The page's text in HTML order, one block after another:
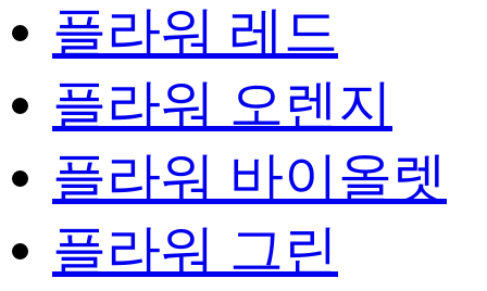
플라워 레드
플라워 오렌지
플라워 바이올렛
플라워 그린